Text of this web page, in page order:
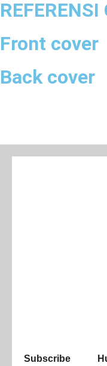
REFERENSI
Front cover
Back cover
Subscribe